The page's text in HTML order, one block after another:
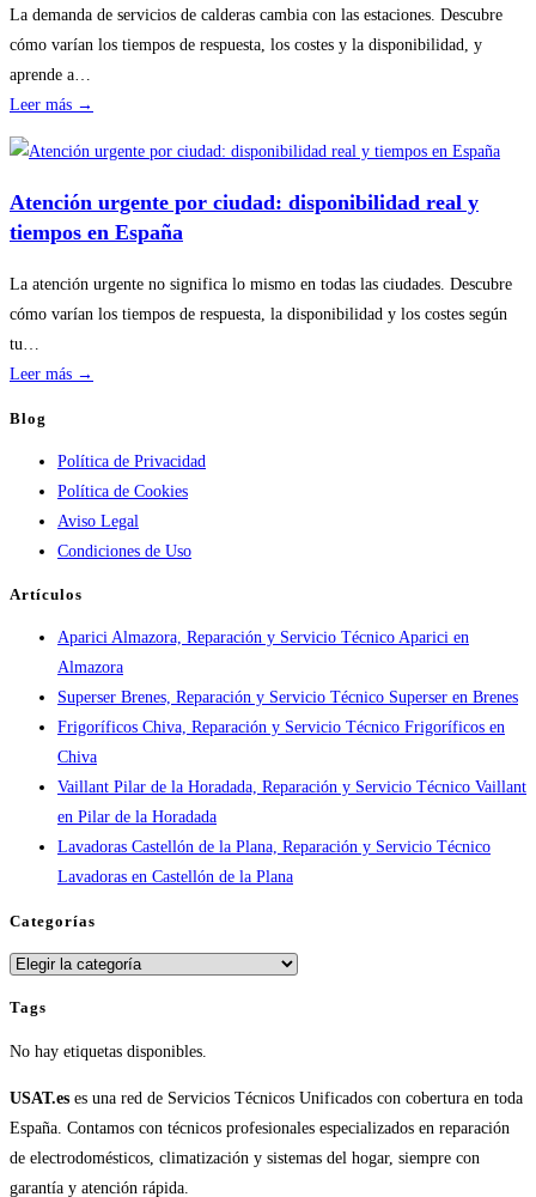
hogar
sin
La demanda de servicios de calderas cambia con las estaciones. Descubre
cómo varían los tiempos de respuesta, los costes y la disponibilidad, y
aprende a…
Leer más →
por
temporada
de
calderas:
Atención urgente por ciudad: disponibilidad real y
tiempos en España
La atención urgente no significa lo mismo en todas las ciudades. Descubre
cómo varían los tiempos de respuesta, la disponibilidad y los costes según
tu…
Leer más →
por
ciudad:
disponibilidad
real
en
España
Blog
Política de Privacidad
Política de Cookies
Aviso Legal
Condiciones de Uso
Artículos
Aparici Almazora, Reparación y Servicio Técnico Aparici en
Almazora
Superser Brenes, Reparación y Servicio Técnico Superser en Brenes
Frigoríficos Chiva, Reparación y Servicio Técnico Frigoríficos en
Chiva
Vaillant Pilar de la Horadada, Reparación y Servicio Técnico Vaillant
en Pilar de la Horadada
Lavadoras Castellón de la Plana, Reparación y Servicio Técnico
Lavadoras en Castellón de la Plana
Categorías
Categorías
Tags
No hay etiquetas disponibles.
USAT.es es una red de Servicios Técnicos Unificados con cobertura en toda
España. Contamos con técnicos profesionales especializados en reparación
de electrodomésticos, climatización y sistemas del hogar, siempre con
garantía y atención rápida.